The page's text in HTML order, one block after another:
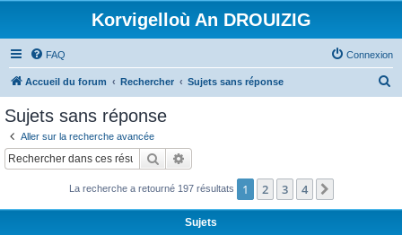
Korvigelloù An DROUIZIG
FAQ Connexion
Accueil du forum Rechercher Sujets sans réponse
c
Sujets sans réponse
Aller sur la recherche avancée
Rechercher
La recherche a retourné 197 résultats 1 2 3 4
Sujets